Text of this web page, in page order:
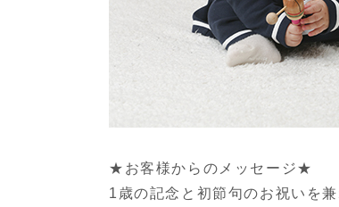
★お客様からのメッセージ★
1歳の記念と初節句のお祝いを